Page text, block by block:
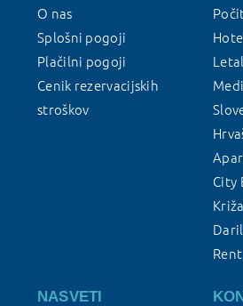
O nas
Splošni pogoji
Plačilni pogoji
Cenik rezervacijskih
stroškov
NASVETI
City